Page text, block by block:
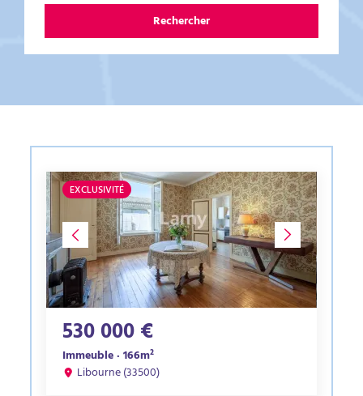
Rechercher
EXCLUSIVITÉ
530 000 €
Immeuble · 166m²
Libourne (33500)